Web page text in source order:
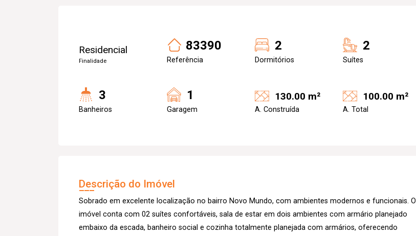
Residencial
Finalidade
83390
Referência
2
Dormitórios
2
Suítes
3
Banheiros
1
Garagem
130.00 m²
A. Construída
100.00 m²
A. Total
Descrição do Imóvel
Sobrado em excelente localização no bairro Novo Mundo, com ambientes modernos e funcionais. O
imóvel conta com 02 suítes confortáveis, sala de estar em dois ambientes com armário planejado
embaixo da escada, banheiro social e cozinha totalmente planejada com armários, oferecendo